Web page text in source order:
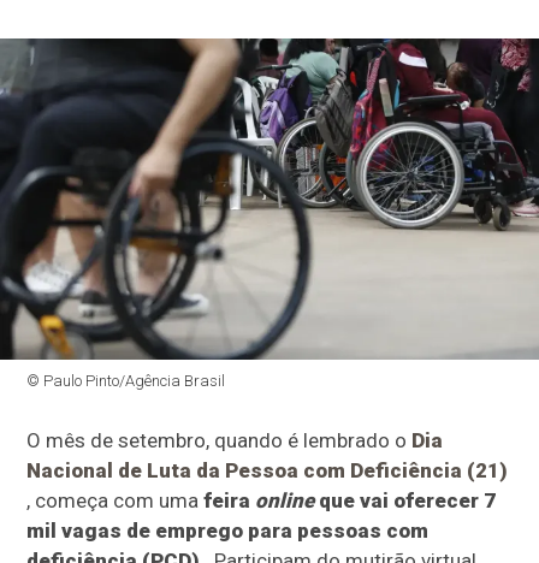
© Paulo Pinto/Agência Brasil
O mês de setembro, quando é lembrado o Dia
Nacional de Luta da Pessoa com Deficiência (21)
, começa com umafeira onlineque vai oferecer 7
mil vagas de emprego para pessoas com